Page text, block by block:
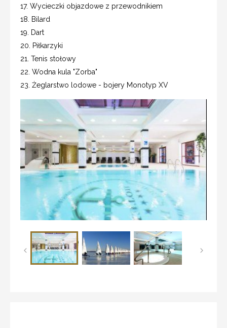
17. Wycieczki objazdowe z przewodnikiem
18. Bilard
19. Dart
20. Piłkarzyki
21. Tenis stołowy
22. Wodna kula "Zorba"
23. Żeglarstwo lodowe - bojery Monotyp XV